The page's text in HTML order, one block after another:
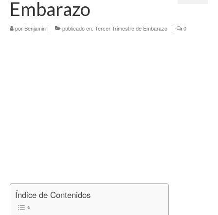
Tercer Trimestre
Blog
Embarazo
por Benjamin | publicado en: Tercer Trimestre de Embarazo | 0
Índice de Contenidos